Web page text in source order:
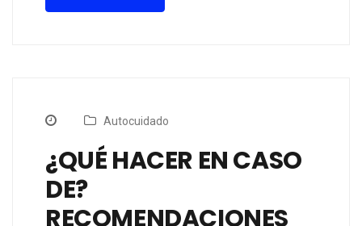
Autocuidado
¿QUÉ HACER EN CASO
DE?
RECOMENDACIONES